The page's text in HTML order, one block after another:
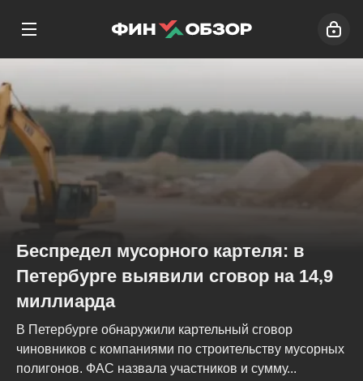
Беспредел мусорного картеля: в
Петербурге выявили сговор на 14,9
миллиарда
В Петербурге обнаружили картельный сговор
чиновников с компаниями по строительству мусорных
полигонов. ФАС назвала участников и сумму...